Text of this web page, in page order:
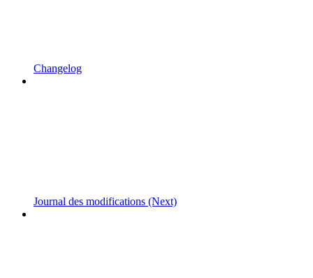
Changelog
Journal des modifications (Next)